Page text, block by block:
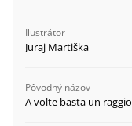
Ilustrátor
Juraj Martiška
Pôvodný názov
A volte basta un